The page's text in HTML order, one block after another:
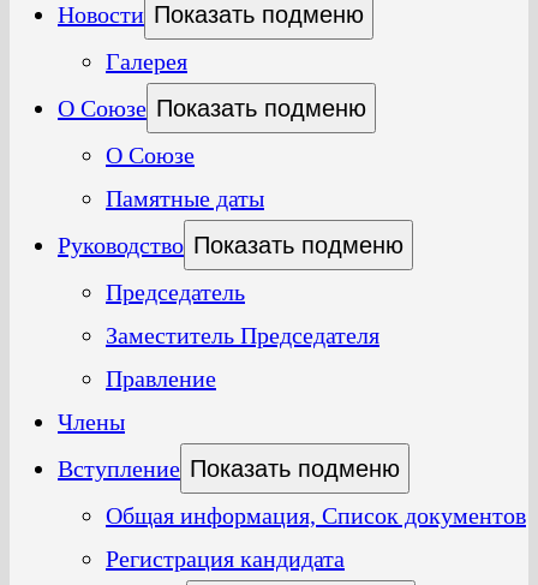
Новости Показать подменю
Галерея
О Союзе Показать подменю
О Союзе
Памятные даты
Руководство Показать подменю
Председатель
Заместитель Председателя
Правление
Члены
Вступление Показать подменю
Общая информация, Список документов
Регистрация кандидата